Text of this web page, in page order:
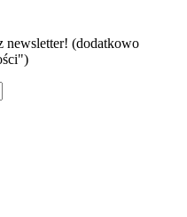
newsletter! (dodatkowo